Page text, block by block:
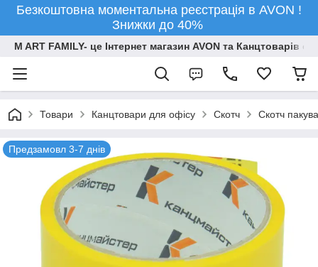
Безкоштовна моментальна реєстрація в AVON !
Знижки до 40%
M ART FAMILY- це Інтернет магазин AVON та Канцтоварів
Товари Канцтовари для офiсу Скотч Скотч
Предзамовл 3-7 днів